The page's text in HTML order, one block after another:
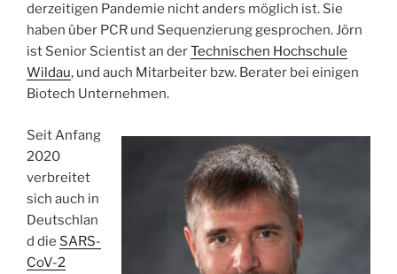
derzeitigen Pandemie nicht anders möglich ist. Sie
haben über PCR und Sequenzierung gesprochen. Jörn
ist Senior Scientist an derTechnischen Hochschule
Wildau, und auch Mitarbeiter bzw. Berater bei einigen
Biotech Unternehmen.
Seit Anfang
2020
verbreitet
sich auch in
Deutschlan
d die SARS-
CoV-2